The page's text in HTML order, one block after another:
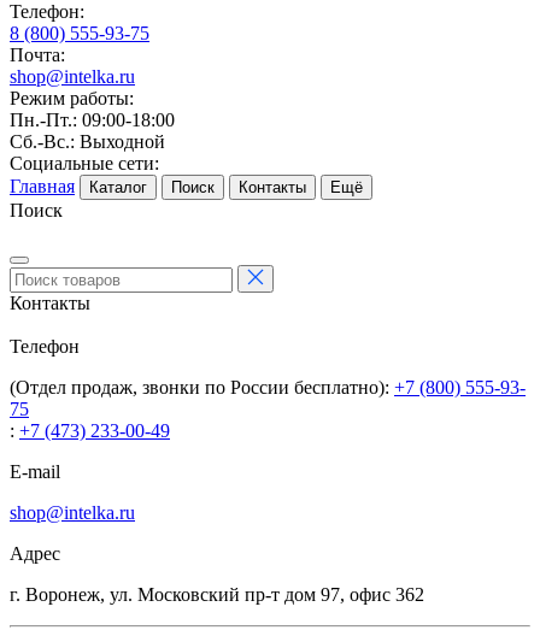
Телефон:
8 (800) 555-93-75
Почта:
shop@intelka.ru
Режим работы:
Пн.-Пт.: 09:00-18:00
Сб.-Вс.: Выходной
Социальные сети:
Главная
Каталог Поиск Контакты Ещё
Поиск
Контакты
Телефон
(Отдел продаж, звонки по России бесплатно): +7 (800) 555-93-
75
: +7 (473) 233-00-49
E-mail
shop@intelka.ru
Адрес
г. Воронеж, ул. Московский пр-т дом 97, офис 362